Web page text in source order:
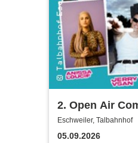
2. Open Air
Show - Khalid
Benaissa
Eschweiler, Talbahnhof
05.09.2026